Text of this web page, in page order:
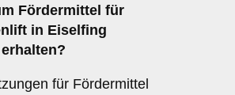
Fördermittel für
in Eiselfing
für Fördermittel